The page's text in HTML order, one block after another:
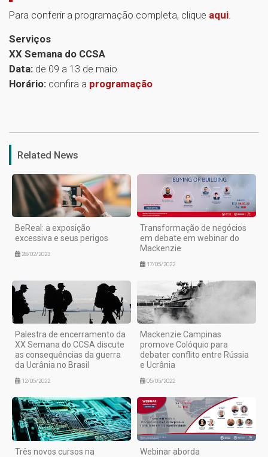
Para conferir a programação completa, clique aqui
Serviços
XX Semana do CCSA
Data: de 09 a 13 de maio
Horário: confira a programação
Related News
BeReal: a exposição
excessiva e seus perigos
28/02/2023
Transformação de negócios
em debate em webinar do
Mackenzie
17/05/2022
Palestra de encerramento da
XX Semana do CCSA discute
as consequências da guerra
da Ucrânia no Brasil
12/05/2022
Mackenzie Campinas
promove Colóquio para
debater conflito entre Rússia
e Ucrânia
05/05/2022
Três novos cursos na
Webinar aborda